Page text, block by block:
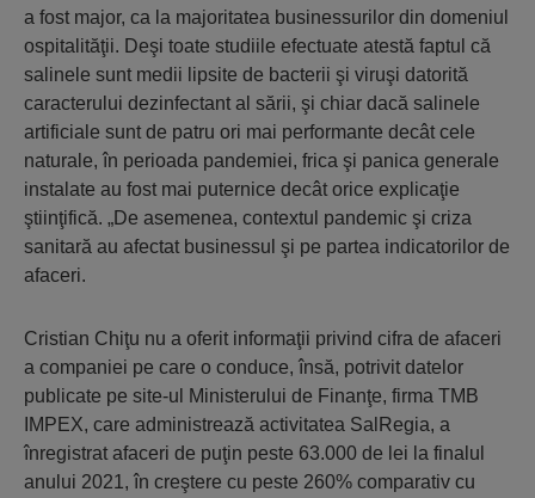
a fost major, ca la majoritatea businessurilor din domeniul
ospitalităţii. Deşi toate studiile efectuate atestă faptul că
salinele sunt medii lipsite de bacterii şi viruşi datorită
caracterului dezinfectant al sării, şi chiar dacă salinele
artificiale sunt de patru ori mai performante decât cele
naturale, în perioada pandemiei, frica şi panica generale
instalate au fost mai puternice decât orice explicaţie
ştiinţifică. „De asemenea, contextul pandemic şi criza
sanitară au afectat businessul şi pe partea indicatorilor de
afaceri.
Cristian Chiţu nu a oferit informaţii privind cifra de afaceri
a companiei pe care o conduce, însă, potrivit datelor
publicate pe site-ul Ministerului de Finanţe, firma TMB
IMPEX, care administrează activitatea SalRegia, a
înregistrat afaceri de puţin peste 63.000 de lei la finalul
anului 2021, în creştere cu peste 260% comparativ cu